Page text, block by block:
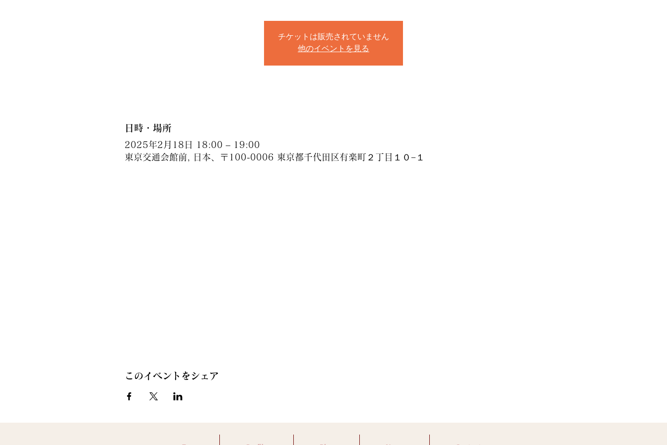
チケットは販売されていません
他のイベントを見る
日時・場所
2025年2月18日 18:00 – 19:00
東京交通会館前, 日本、〒100-0006 東京都千代田区有楽町２丁目１０−１
このイベントをシェア